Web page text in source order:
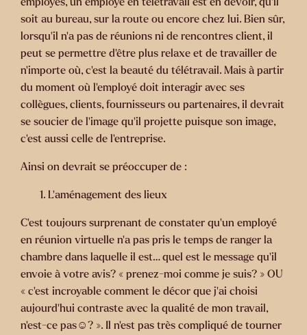
soit au bureau, sur la route ou encore chez lui. Bien sûr,
lorsqu’il n’a pas de réunions ni de rencontres client, il
peut se permettre d’être plus relaxe et de travailler de
n’importe où, c’est la beauté du télétravail. Mais à partir
du moment où l’employé doit interagir avec ses
collègues, clients, fournisseurs ou partenaires, il devrait
se soucier de l’image qu’il projette puisque son image,
c’est aussi celle de l’entreprise.
Ainsi on devrait se préoccuper de :
L’aménagement des lieux
C’est toujours surprenant de constater qu’un employé
en réunion virtuelle n’a pas pris le temps de ranger la
chambre dans laquelle il est… quel est le message qu’il
envoie à votre avis? « prenez-moi comme je suis? » OU
« c’est incroyable comment le décor que j’ai choisi
aujourd’hui contraste avec la qualité de mon travail,
n’est-ce pas☺? ». Il n’est pas très compliqué de tourner